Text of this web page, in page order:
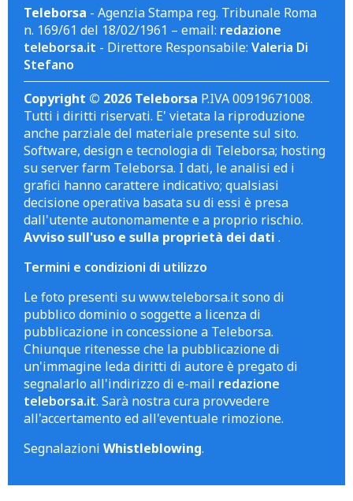
Teleborsa - Agenzia Stampa reg. Tribunale Roma
n. 169/61 del 18/02/1961 – email: redazione
teleborsa.it - Direttore Responsabile: Valeria Di
Stefano
Copyright © 2026 Teleborsa P.IVA 00919671008.
Tutti i diritti riservati. E' vietata la riproduzione
anche parziale del materiale presente sul sito.
Software, design e tecnologia di Teleborsa; hosting
su server farm Teleborsa. I dati, le analisi ed i
grafici hanno carattere indicativo; qualsiasi
decisione operativa basata su di essi è presa
dall'utente autonomamente e a proprio rischio.
Avviso sull'uso e sulla proprietà dei dati .
Termini e condizioni di utilizzo
Le foto presenti su www.teleborsa.it sono di
pubblico dominio o soggette a licenza di
pubblicazione in concessione a Teleborsa.
Chiunque ritenesse che la pubblicazione di
un'immagine leda diritti di autore è pregato di
segnalarlo all'indirizzo di e-mail redazione
teleborsa.it. Sarà nostra cura provvedere
all'accertamento ed all'eventuale rimozione.
Segnalazioni Whistleblowing.